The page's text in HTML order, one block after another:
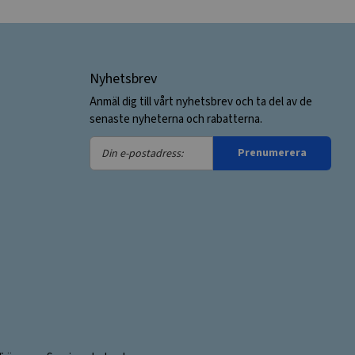
Nyhetsbrev
Anmäl dig till vårt nyhetsbrev och ta del av de
senaste nyheterna och rabatterna.
Din
e-
Prenumerera